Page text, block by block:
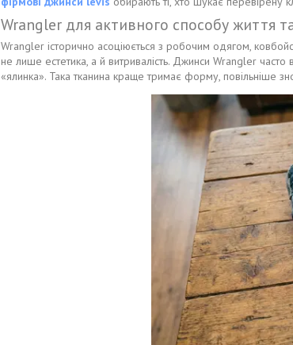
Wrangler для активного способу життя
Wrangler історично асоціюється з робочим одягом,
не лише естетика, а й витривалість. Джинси Wrangler
«ялинка». Така тканина краще тримає форму, повільніше